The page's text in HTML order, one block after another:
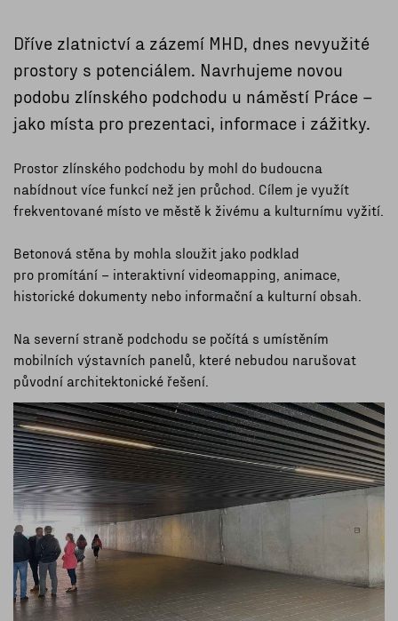
Dříve zlatnictví a zázemí MHD, dnes nevyužité
prostory s potenciálem. Navrhujeme novou
podobu zlínského podchodu u náměstí Práce –
jako místa pro prezentaci, informace i zážitky.
Prostor zlínského podchodu by mohl do budoucna
nabídnout více funkcí než jen průchod. Cílem je využít
frekventované místo ve městě k živému a kulturnímu vyžití.
Betonová stěna by mohla sloužit jako podklad
pro promítání – interaktivní videomapping, animace,
historické dokumenty nebo informační a kulturní obsah.
Na severní straně podchodu se počítá s umístěním
mobilních výstavních panelů, které nebudou narušovat
původní architektonické řešení.